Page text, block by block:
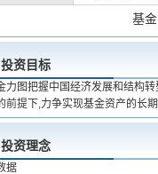
基
投资目标
力图把握中国经济发展和结构
前提下,力争实现基金资产的长期
投资理念
据